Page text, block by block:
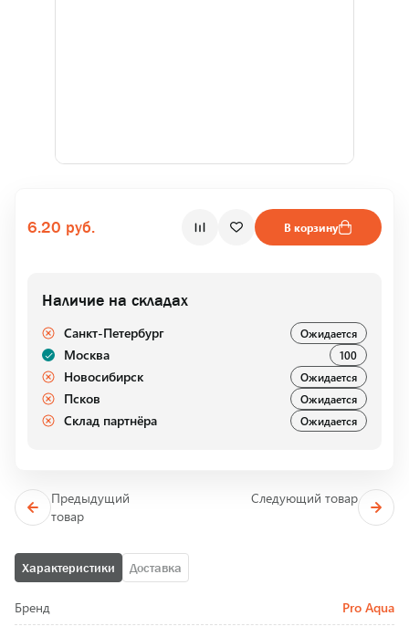
Характеристики Доставка
Бренд Pro Aqua
6.20 руб. В корзину
Наличие на складах
Санкт-Петербург Ожидается
Москва 100
Новосибирск Ожидается
Псков Ожидается
Склад партнёра Ожидается
Предыдущий
товар
Следующий товар